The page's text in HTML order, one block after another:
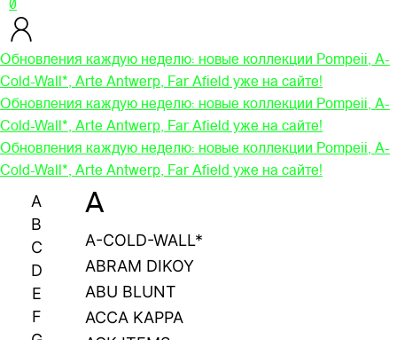
0
Обновления каждую неделю: новые коллекции Pompeii, A-
Cold-Wall*, Arte Antwerp, Far Afield уже на сайте!
Обновления каждую неделю: новые коллекции Pompeii, A-
Cold-Wall*, Arte Antwerp, Far Afield уже на сайте!
Обновления каждую неделю: новые коллекции Pompeii, A-
Cold-Wall*, Arte Antwerp, Far Afield уже на сайте!
A
B
C
D
E
F
A
A-COLD-WALL*
ABRAM DIKOY
ABU BLUNT
ACCA KAPPA